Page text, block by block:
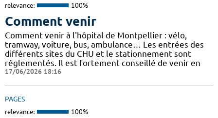
relevance: 100%
Comment venir
Comment venir à l'hôpital de Montpellier : vélo,
tramway, voiture, bus, ambulance… Les entrées des
différents sites du CHU et le stationnement sont
réglementés. Il est fortement conseillé de venir en
17/06/2026 18:16
PAGES
relevance: 100%